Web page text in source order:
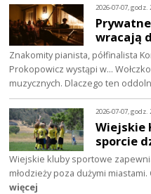
2026-07-07, godz.
wracają
Znakomity pianista, półfinalista
Prokopowicz wystąpi w…
muzycznych. Dlaczego ten
2026-07-07, godz.
Wiejskie
sporcie
Wiejskie kluby sportowe
młodzieży poza dużymi
więcej